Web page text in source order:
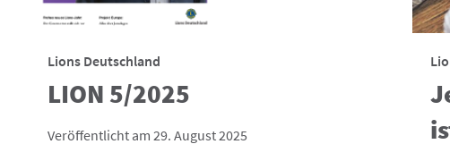
Lions Deutschland
LION 5/2025
Veröffentlicht am 29. August 2025